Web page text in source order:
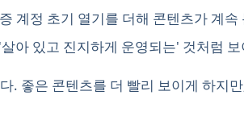
계정 초기 열기를 더해 콘텐츠가 계속
아 있고 진지하게 운영되는' 것처럼
좋은 콘텐츠를 더 빨리 보이게 하지